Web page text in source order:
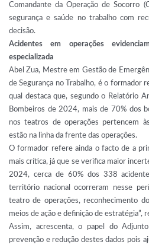
Comandante da Operação de Socorro
segurança e saúde no trabalho com
decisão.
Acidentes em operações
especializada
Abel Zua, Mestre em Gestão de
de Segurança no Trabalho, é o formador
qual destaca que, segundo o Relatório
Bombeiros de 2024, mais de 70% dos
nos teatros de operações pertencem
estão na linha da frente das operações.
O formador refere ainda o facto de a
mais crítica, já que se verifica maior
2024, cerca de 60% dos 338
território nacional ocorreram nesse
teatro de operações, reconhecimento
meios de ação e definição de estratégia”,
Assim, acrescenta, o papel do
prevenção e redução destes dados pois